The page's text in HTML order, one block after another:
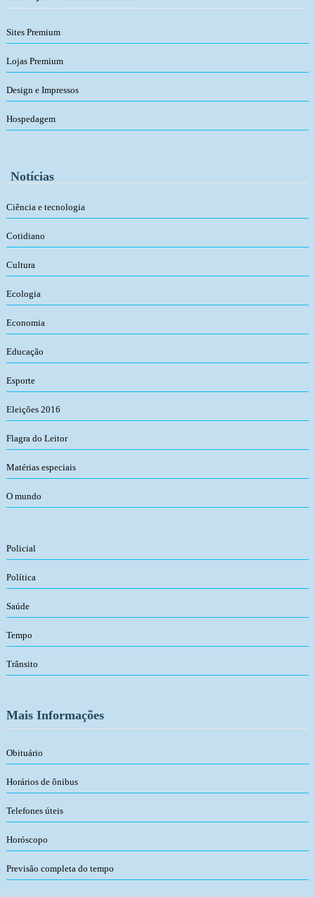
Sites Premium
Lojas Premium
Design e Impressos
Hospedagem
Notícias
Ciência e tecnologia
Cotidiano
Cultura
Ecologia
Economia
Educação
Esporte
Eleições 2016
Flagra do Leitor
Matérias especiais
O mundo
Policial
Política
Saúde
Tempo
Trânsito
Mais Informações
Obituário
Horários de ônibus
Telefones úteis
Horóscopo
Previsão completa do tempo